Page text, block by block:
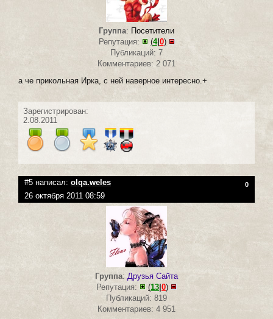
Группа: Посетители
Репутация:
(4| 0)
Публикаций: 7
Комментариев: 2 071
а че прикольная Ирка, с ней наверное интересно.+
Зарегистрирован:
2.08.2011
#5 написал: olqa.weles 0
26 октября 2011 08:59
Группа: Друзья Сайта
Репутация:
(13 0)
Публикаций: 819
Комментариев: 4 951